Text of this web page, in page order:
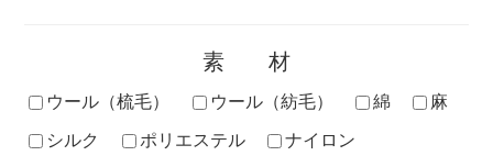
素材
ウール（梳毛） ウール（紡毛） 綿
麻
シルク
ポリエステル
ナイロン